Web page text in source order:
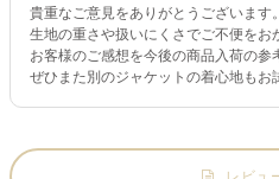
貴重なご意見をありがとうございます。
生地の重さや扱いにくさでご不便をお
お客様のご感想を今後の商品入荷の参
ぜひまた別のジャケットの着心地もお